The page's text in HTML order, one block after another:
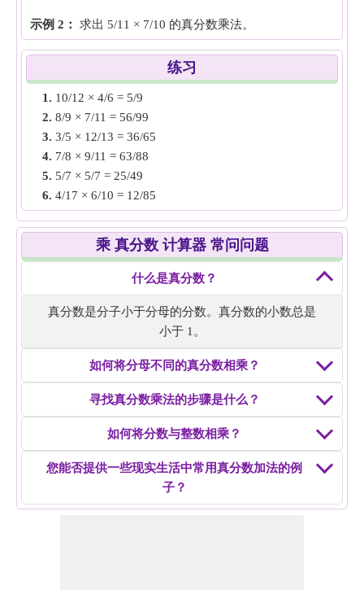
示例 2：
求出 5/11 × 7/10 的真分数乘法。
解决方案：将分子和分母相乘，即 5 × 7 = 35 和 11 × 10
化简为简单形式，即 35/110 = 7/22
5/11 × 7/10= 7/22。
示例 3：求出 3/12 × 4/11 的真分数乘法。
解决方案：将分子和分母相乘，即 3 × 4 = 12 和 12 ×
11= 132
化简为简单形式，即 12/132 = 1/11
真分数乘法3/12 × 4/11= 1/11。
示例 4：求出 7/8 × 7/16 的真分数乘法。
将分子和分母相乘，即 7 × 7 = 49 和 8 × 16 =
128
真分数7/8 × 7/16 的乘法 = 49/128。
求 10/20 × 1/2 的真分数乘法。
解决方案： 将分子和分母相乘，即 10 × 1 = 10 和 20 × 2
化简为简单形式，即 10/40 = 1/4
10/20 × 1/2= 1/4。
练习
1. 10/12 × 4/6 = 5/9
2. 8/9 × 7/11 = 56/99
3. 3/5 × 12/13 = 36/65
4. 7/8 × 9/11 = 63/88
5. 5/7 × 5/7 = 25/49
6. 4/17 × 6/10 = 12/85
7.5/8 × 8/21 = 5/21
8.10/15 × 20/30 = 4/9
3/4 × 4/17 = 3/17
11/12 × 6/7 = 11/14
乘 真分数 计算器 常问问题
什么是真分数？
真分数是分子小于分母的分数。真分数的小数总是
小于 1。
如何将分母不同的真分数相乘？
寻找真分数乘法的步骤是什么？
如何将分数与整数相乘？
您能否提供一些现实生活中常用真分数加法的例
子？